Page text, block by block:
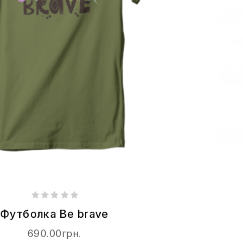
Футболка Be brave
690.00грн.